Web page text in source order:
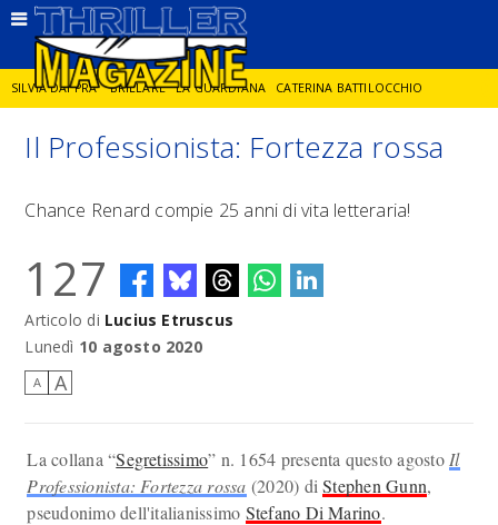
SILVIA DAI PRA' BRILLARE LA GUARDIANA CATERINA BATTILOCCHIO
JORGE DIAZ LA SPIA DELITTO IN CORNICE GIANCARLO DE CATALDO
Il Professionista: Fortezza rossa
Chance Renard compie 25 anni di vita letteraria!
127
Articolo di Lucius Etruscus
Lunedì 10 agosto 2020
A A
La collana “Segretissimo” n. 1654 presenta questo agosto Il
Professionista: Fortezza rossa (2020) diStephen Gunn,
pseudonimo dell'italianissimo Stefano Di Marino.